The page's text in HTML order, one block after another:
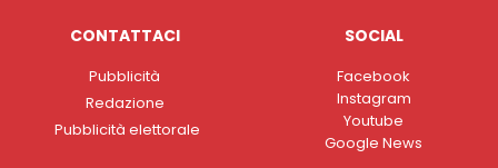
CONTATTACI
Pubblicità
Redazione
Pubblicità elettorale
SOCIAL
Facebook
Instagram
Youtube
Google News